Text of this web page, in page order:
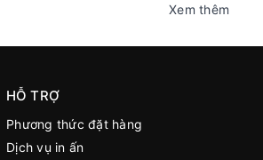
Xem thêm
HỖ TRỢ
Phương thức đặt hàng
Dịch vụ in ấn